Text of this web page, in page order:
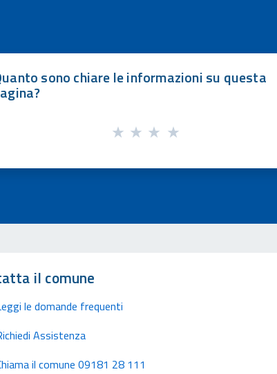
sono chiare le informazioni su questa
il comune
le domande frequenti
Assistenza
il comune 09181 28 111